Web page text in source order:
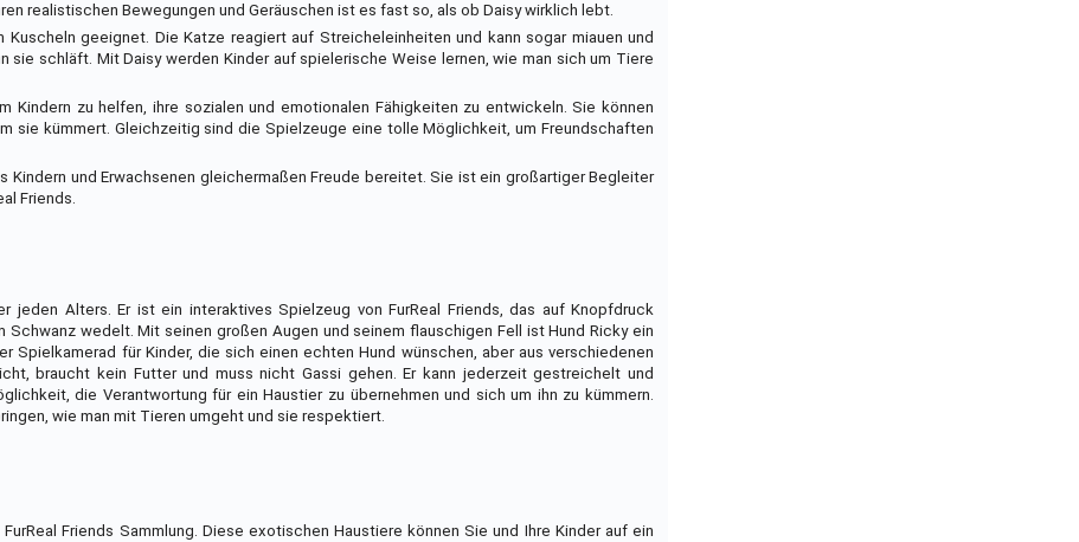
realistischen Bewegungen und Geräuschen ist es fast so, als ob Daisy wirklich lebt.
geeignet. Die Katze reagiert auf Streicheleinheiten und kann sogar miauen und
sie schläft. Mit Daisy werden Kinder auf spielerische Weise lernen, wie man sich um Tiere
Kindern zu helfen, ihre sozialen und emotionalen Fähigkeiten zu entwickeln. Sie können
sie kümmert. Gleichzeitig sind die Spielzeuge eine tolle Möglichkeit, um Freundschaften
Kindern und Erwachsenen gleichermaßen Freude bereitet. Sie ist ein großartiger Begleiter
Friends.
jeden Alters. Er ist ein interaktives Spielzeug von FurReal Friends, das auf Knopfdruck
wedelt. Mit seinen großen Augen und seinem flauschigen Fell ist Hund Ricky ein
Spielkamerad für Kinder, die sich einen echten Hund wünschen, aber aus verschiedenen
braucht kein Futter und muss nicht Gassi gehen. Er kann jederzeit gestreichelt und
die Verantwortung für ein Haustier zu übernehmen und sich um ihn zu kümmern.
wie man mit Tieren umgeht und sie respektiert.
Friends Sammlung. Diese exotischen Haustiere können Sie und Ihre Kinder auf ein